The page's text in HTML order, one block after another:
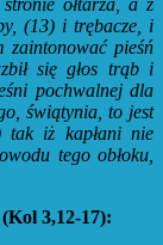
(13) i trębacze, i
zaintonować pieśń
się głos trąb i
pochwalnej dla
świątynia, to jest
tak iż kapłani nie
tego obłoku,
3,12-17):